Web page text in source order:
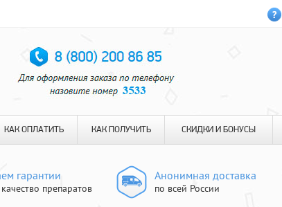
КАК ОПЛАТИТЬ КАК ПОЛУЧИТЬ СКИДКИ И БОНУСЫ
гарантии
препаратов
Анонимная доставка
по всей России